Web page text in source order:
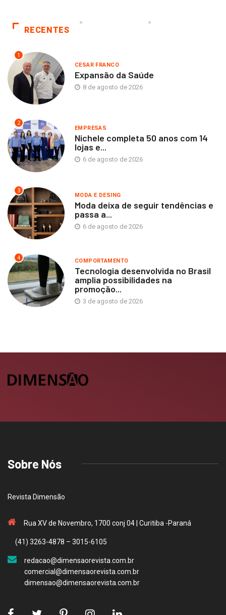
RECENTES
1
CESAR FRANCO
Expansão da Saúde
8 de agosto de 2026
2
EMPRESAS
Nichele completa 50 anos com 14
lojas e...
6 de agosto de 2026
3
MODA E DESING
Moda deixa de seguir tendências e
passa a...
6 de agosto de 2026
4 COMPORTAMENTO
Tecnologia desenvolvida no Brasil
amplia possibilidades na
promoção...
3 de agosto de 2026
Sobre Nós
Revista Dimensão
Rua XV de Novembro, 1700 conj 04 | Curitiba -Paraná
(41) 3263-4878 – 3015-6105
redacao@dimensaorevista.com.br
comercial@dimensaorevista.com.br
dimensao@dimensaorevista.com.br